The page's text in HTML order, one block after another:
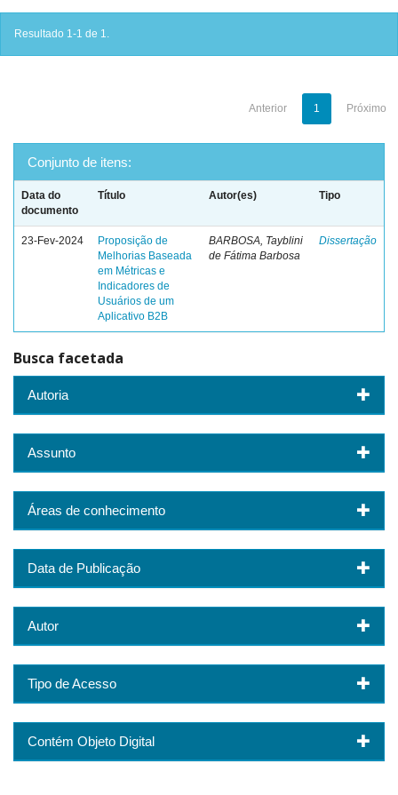
Resultado 1-1 de 1.
Anterior 1 Próximo
Conjunto de itens:
Data do
documento
Título Autor(es) Tipo
23-Fev-2024
Proposição de
Melhorias Baseada
em Métricas e
Indicadores de
Usuários de um
Aplicativo B2B
BARBOSA, Tayblini
de Fátima Barbosa
Dissertação
Busca facetada
Autoria
Assunto
Áreas de conhecimento
Data de Publicação
Autor
Tipo de Acesso
Contém Objeto Digital